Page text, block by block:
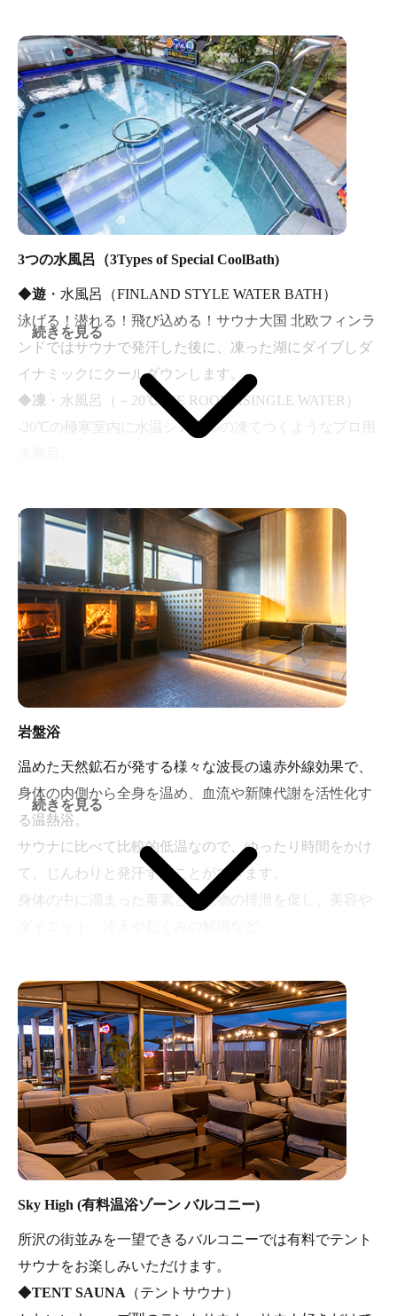
仰向けに寝転ぶことにより 背骨を中心に身体の裏側をま
んべんなく温めるお風呂です。眠ってしまう心地よさで
す。
から温まり血流や新陳代謝を促進します。
◆塩サウナ（KING SALT SAUNA & QUEEN SALT
SAUNA）
塩の持つミネラル効果でお肌ツルスベの美肌サウナ。比
較的低温で発汗後のお肌に塩を塗ることで様々な美容・
健康効果が得られるサウナです。
◆激噴射シャワー（STRONG SHOWER）
◆ ととのいスペース
3つの水風呂（3Types of Special CoolBath)
◆遊 ・水風呂（FINLAND STYLE WATER BATH）
泳げる！潜れる！飛び込める！サウナ大国 北欧フィンラ
ンドではサウナで発汗した後に、凍った湖にダイブしダ
イナミックにクールダウンします。
◆凍 ・水風呂（－20℃ ICE ROOM&SINGLE WATER）
-20℃の極寒室内に水温シングルの凍てつくようなプロ用
激しい温度差を体感いただけます。
◆
涼
・水風呂（COLD SPRINGWATERBATH）
湯温23℃の水風呂。お体への負担も少なく心地よくほて
りをクールダウンします。
続きを見る
岩盤浴
温めた天然鉱石が発する様々な波長の遠赤外線効果で、
身体の内側から全身を温め、血流や新陳代謝を活性化す
る温熱浴。
サウナに比べて比較的低温なので、ゆったり時間をかけ
て、じんわりと発汗することができます。
身体の中に溜まった毒素と老廃物の排泄を促し、美容や
す。
続きを見る
Sky High (有料温浴ゾーン バルコニー)
所沢の街並みを一望できるバルコニーでは有料でテント
サウナをお楽しみいただけます。
◆TENT SAUNA （テントサウナ）